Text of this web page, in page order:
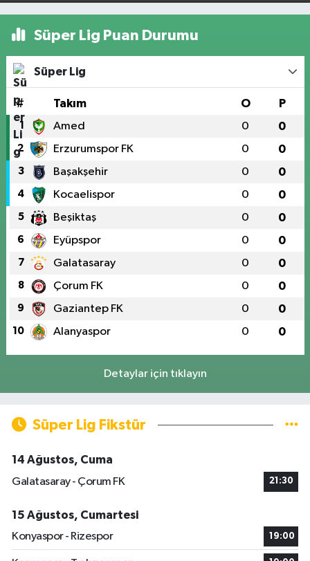
Süper Lig Puan Durumu
Süper Lig
# Takım O P
1 Amed 0 0
2 Erzurumspor FK 0 0
3 Başakşehir 0 0
4 Kocaelispor 0 0
5 Beşiktaş 0 0
6 Eyüpspor 0 0
7 Galatasaray 0 0
8 Çorum FK 0 0
9 Gaziantep FK 0 0
10 Alanyaspor 0 0
Detaylar için tıklayın
Süper Lig Fikstür
14 Ağustos, Cuma
Galatasaray - Çorum FK
21:30
15 Ağustos, Cumartesi
Konyaspor - Rizespor
19:00